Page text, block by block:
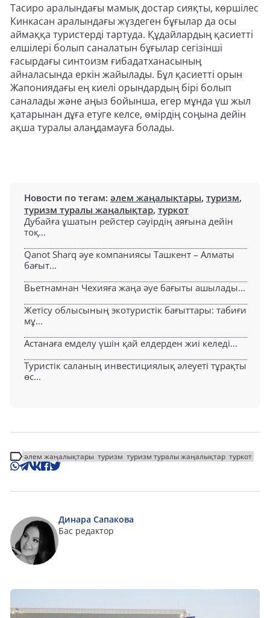
Тасиро аралындағы мамық достар сияқты, көршілес
Кинкасан аралындағы жүздеген бұғылар да осы
аймаққа туристерді тартуда. Құдайлардың қасиетті
елшілері болып саналатын бұғылар сегізінші
ғасырдағы синтоизм ғибадатханасының
айналасында еркін жайылады. Бұл қасиетті орын
Жапониядағы ең киелі орындардың бірі болып
саналады және аңыз бойынша, егер мұнда үш жыл
қатарынан дұға етуге келсе, өмірдің соңына дейін
ақша туралы алаңдамауға болады.
Новости по тегам: әлем жаңалықтары, туризм,
туризм туралы жаңалықтар, туркот
Дубайға ұшатын рейстер сәуірдің аяғына дейін
тоқ...
Qanot Sharq әуе компаниясы Ташкент – Алматы
бағыт...
Вьетнамнан Чехияға жаңа әуе бағыты ашылады...
Жетісу облысының экотуристік бағыттары: табиғи
мұ...
Астанаға емделу үшін қай елдерден жиі келеді...
Туристік саланың инвестициялық әлеуеті тұрақты
өс...
әлем жаңалықтары туризм туризм туралы жаңалықтар туркот
Динара Сапакова
Бас редактор